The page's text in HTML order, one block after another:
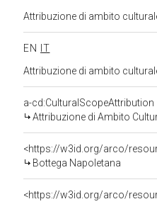
Attribuzione di ambito
EN
IT
Attribuzione di ambito
a-cd:CulturalScopeAttribution
Attribuzione di Ambito
<https://w3id.org/arco/
Bottega Napoletana
<https://w3id.org/arco/